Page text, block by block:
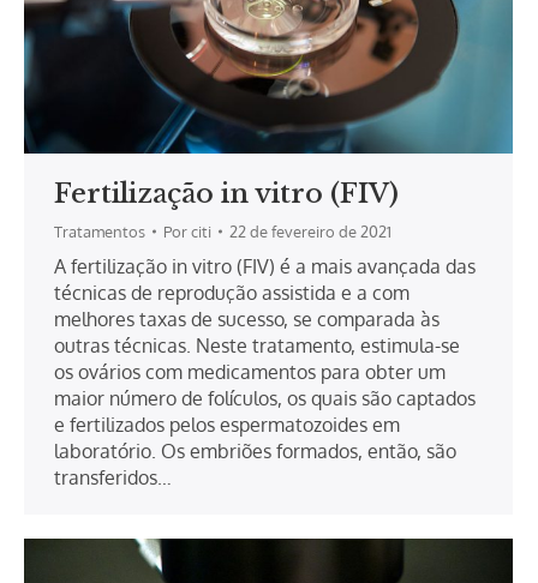
Fertilização in vitro (FIV)
Tratamentos Porciti 22 de fevereiro de 2021
A fertilização in vitro (FIV) é a mais avançada das
técnicas de reprodução assistida e a com
melhores taxas de sucesso, se comparada às
outras técnicas. Neste tratamento, estimula-se
os ovários com medicamentos para obter um
maior número de folículos, os quais são captados
e fertilizados pelos espermatozoides em
laboratório. Os embriões formados, então, são
transferidos…